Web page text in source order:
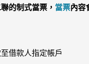
的制式當票， 當票內容
借款人指定帳戶